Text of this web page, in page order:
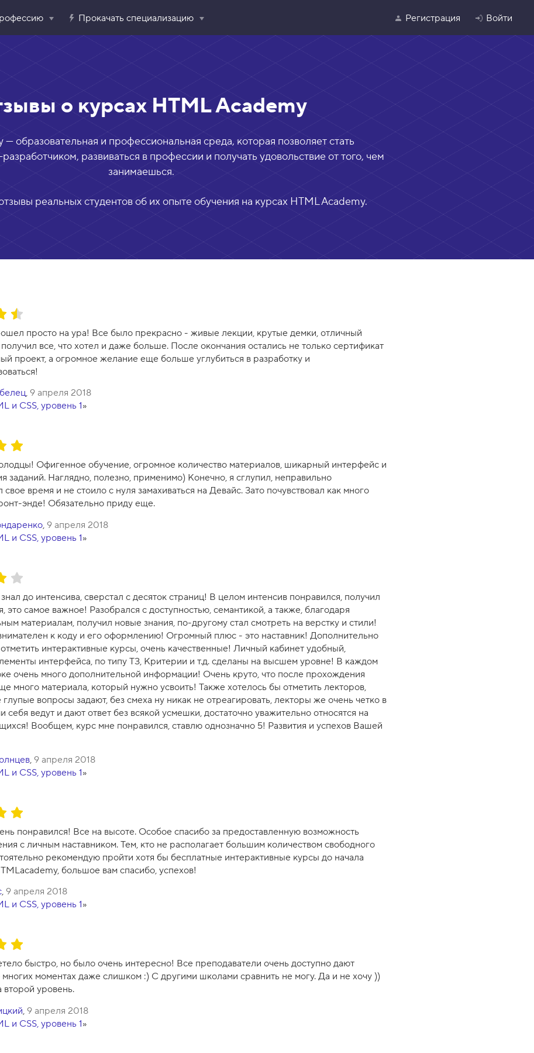
Прокачать специализацию Регистрация Войти
о курсах HTML Academy
образовательная и профессиональная среда, которая позволяет стать
развиваться в профессии и получать удовольствие от того, чем
занимаешься.
реальных студентов об их опыте обучения на курсах HTML Academy.
просто на ура! Все было прекрасно - живые лекции, крутые демки, отличный
все, что хотел и даже больше. После окончания остались не только сертификат
проект, а огромное желание еще больше углубиться в разработку и
, 9 апреля 2018
и CSS, уровень 1»
Офигенное обучение, огромное количество материалов, шикарный интерфейс и
заданий. Наглядно, полезно, применимо) Конечно, я сглупил, неправильно
время и не стоило с нуля замахиваться на Девайс. Зато почувствовал как много
энде! Обязательно приду еще.
, 9 апреля 2018
и CSS, уровень 1»
до интенсива, сверстал с десяток страниц! В целом интенсив понравился, получил
это самое важное! Разобрался с доступностью, семантикой, а также, благодаря
материалам, получил новые знания, по-другому стал смотреть на верстку и стили!
к коду и его оформлению! Огромный плюс - это наставник! Дополнительно
интерактивные курсы, очень качественные! Личный кабинет удобный,
интерфейса, по типу ТЗ, Критерии и т.д. сделаны на высшем уровне! В каждом
очень много дополнительной информации! Очень круто, что после прохождения
много материала, который нужно усвоить! Также хотелось бы отметить лекторов,
глупые вопросы задают, без смеха ну никак не отреагировать, лекторы же очень четко в
себя ведут и дают ответ без всякой усмешки, достаточно уважительно относятся на
Вообщем, курс мне понравился, ставлю однозначно 5! Развития и успехов Вашей
, 9 апреля 2018
и CSS, уровень 1»
понравился! Все на высоте. Особое спасибо за предоставленную возможность
с личным наставником. Тем, кто не располагает большим количеством свободного
рекомендую пройти хотя бы бесплатные интерактивные курсы до начала
большое вам спасибо, успехов!
, 9 апреля 2018
и CSS, уровень 1»
быстро, но было очень интересно! Все преподаватели очень доступно дают
многих моментах даже слишком :) С другими школами сравнить не могу. Да и не хочу ))
второй уровень.
, 9 апреля 2018
и CSS, уровень 1»